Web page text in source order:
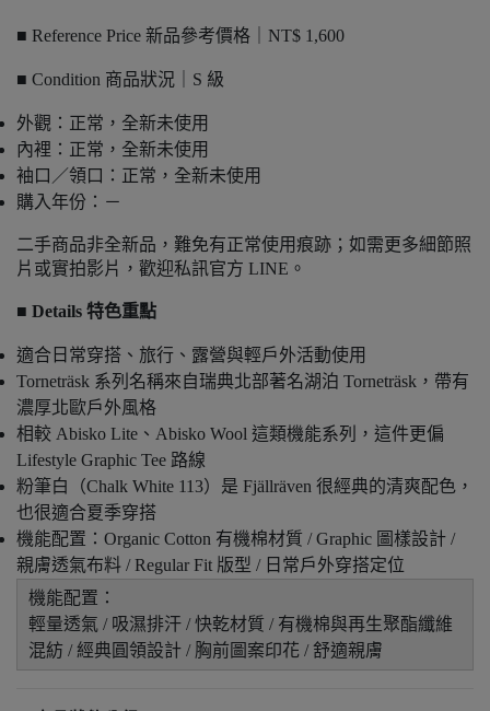
■ Reference Price 新品參考價格｜NT$ 1,600
■ Condition 商品狀況｜S 級
外觀：正常，全新未使用
內裡：正常，全新未使用
袖口／領口：正常，全新未使用
購入年份：－
二手商品非全新品，難免有正常使用痕跡；如需更多細節照
片或實拍影片，歡迎私訊官方 LINE。
■ Details 特色重點
適合日常穿搭、旅行、露營與輕戶外活動使用
Torneträsk 系列名稱來自瑞典北部著名湖泊 Torneträsk，帶有
濃厚北歐戶外風格
相較 Abisko Lite、Abisko Wool 這類機能系列，這件更偏
Lifestyle Graphic Tee 路線
粉筆白（Chalk White 113）是 Fjällräven 很經典的清爽配色，
也很適合夏季穿搭
機能配置：Organic Cotton 有機棉材質 / Graphic 圖樣設計 /
親膚透氣布料 / Regular Fit 版型 / 日常戶外穿搭定位
機能配置：
輕量透氣 / 吸濕排汗 / 快乾材質 / 有機棉與再生聚酯纖維
混紡 / 經典圓領設計 / 胸前圖案印花 / 舒適親膚